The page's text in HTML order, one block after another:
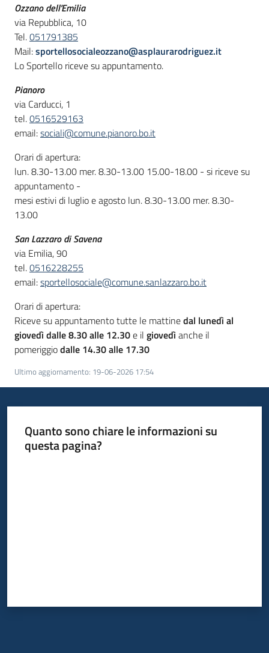
Ozzano dell'Emilia
via Repubblica, 10
Tel.051791385
Mail:sportellosocialeozzano@asplaurarodriguez.it
Lo Sportello riceve su appuntamento.
Pianoro
via Carducci, 1
tel.0516529163
email:sociali@comune.pianoro.bo.it
Orari di apertura:
lun. 8.30-13.00 mer. 8.30-13.00 15.00-18.00 - si riceve su
appuntamento -
mesi estivi di luglio e agosto lun. 8.30-13.00 mer. 8.30-
13.00
San Lazzaro di Savena
via Emilia, 90
tel.0516228255
email:sportellosociale@comune.sanlazzaro.bo.it
Orari di apertura:
Riceve su appuntamento tutte le mattinedal lunedì al
giovedì dalle 8.30 alle 12.30e il giovedìanche il
pomeriggiodalle 14.30 alle 17.30
Ultimo aggiornamento: 19-06-2026 17:54
Quanto sono chiare le informazioni su
questa pagina?